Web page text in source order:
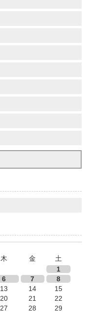
木 金
土
1
6 7
8
13 14
15
20 21
22
27 28
29